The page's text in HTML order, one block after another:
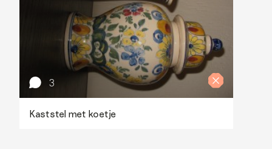
3
Kaststel met koetje